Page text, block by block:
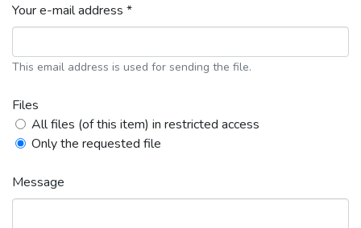
Your e-mail address *
This email address is used for sending the file.
Files
All files (of this item) in restricted access
Only the requested file
Message